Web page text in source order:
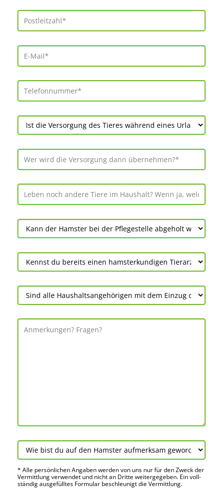
* Alle persön­lichen Angaben werden von uns nur für den Zweck der
Vermitt­lung verwendet und nicht an Dritte weiter­gegeben. Ein voll­
ständig ausge­fülltes Formular beschleu­nigt die Vermitt­lung.